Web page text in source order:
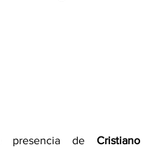
presencia de Cristiano